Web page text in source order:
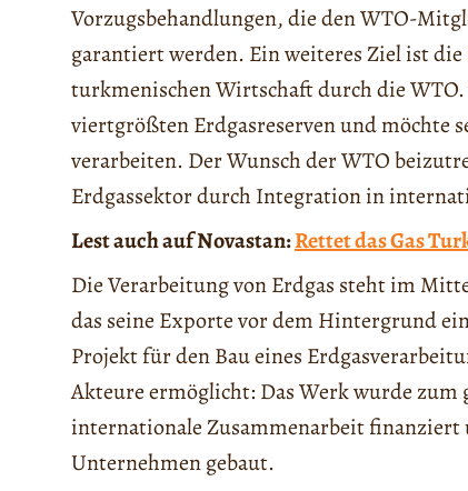
Vorzugsbehandlungen, die den WTO-
garantiert werden. Ein weiteres Ziel ist
turkmenischen Wirtschaft durch die
viertgrößten Erdgasreserven und möchte
verarbeiten. Der Wunsch der WTO
Erdgassektor durch Integration in
Lest auch auf Novastan:Rettet das Gas
Die Verarbeitung von Erdgas steht im
das seine Exporte vor dem Hintergrund
Projekt für den Bau eines
Akteure ermöglicht: Das Werk wurde zum
internationale Zusammenarbeit
Unternehmen gebaut.